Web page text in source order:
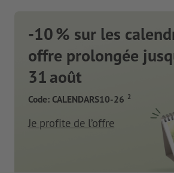
-10 % sur les
offre prolongée
31 août
Code: CALENDARS10-26 2
Je profite de l’offre